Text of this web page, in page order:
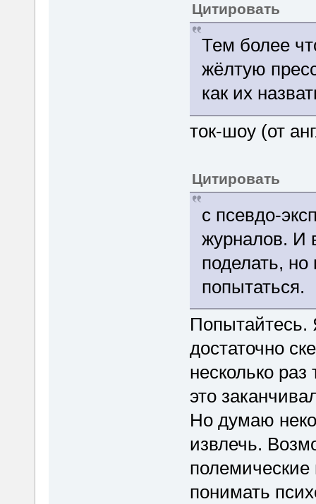
Цитировать
Тем более
жёлтую
как их
ток-шоу (от
Цитировать
с псевдо-
журналов. И
поделать,
попытаться.
Попытайтесь.
достаточно
несколько
это
Но думаю
извлечь.
понимать